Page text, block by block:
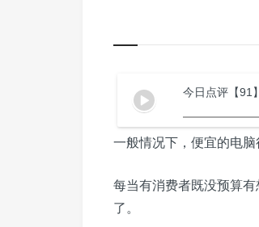
今日点评【91】
一般情况下，便宜的电脑
每当有消费者既没预算
了。